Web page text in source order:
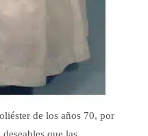
de los años 70, por